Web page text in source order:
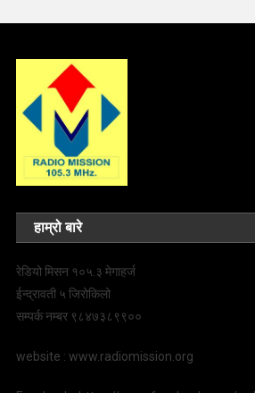
हाम्रो बारे
रेडियो मिसन १०५.३ मेगाहर्ज
ईन्द्रावती ५ जिरोकिलो
सम्पर्क नम्बर ९८४७३८९९००
website : www.radiomission.org